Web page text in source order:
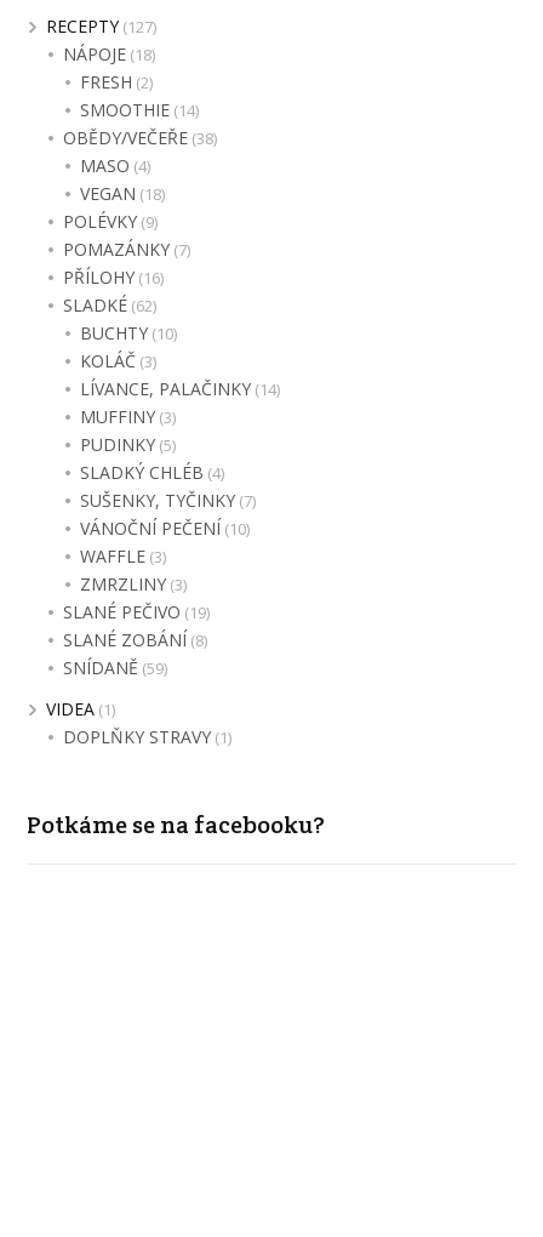
RECEPTY(127)
NÁPOJE (18)
FRESH (2)
SMOOTHIE (14)
OBĚDY/VEČEŘE (38)
MASO (4)
VEGAN (18)
POLÉVKY (9)
POMAZÁNKY (7)
PŘÍLOHY (16)
SLADKÉ (62)
BUCHTY (10)
KOLÁČ (3)
LÍVANCE, PALAČINKY (14)
MUFFINY (3)
PUDINKY (5)
SLADKÝ CHLÉB (4)
SUŠENKY, TYČINKY (7)
VÁNOČNÍ PEČENÍ (10)
WAFFLE (3)
ZMRZLINY (3)
SLANÉ PEČIVO (19)
SLANÉ ZOBÁNÍ (8)
SNÍDANĚ (59)
VIDEA (1)
DOPLŇKY STRAVY (1)
Potkáme se na facebooku?